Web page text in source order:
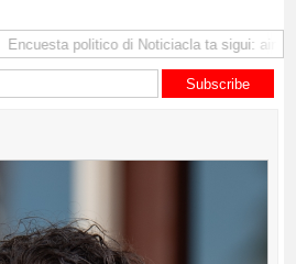
Encuesta politico di Noticiacla ta sigui: ainda
Subscribe